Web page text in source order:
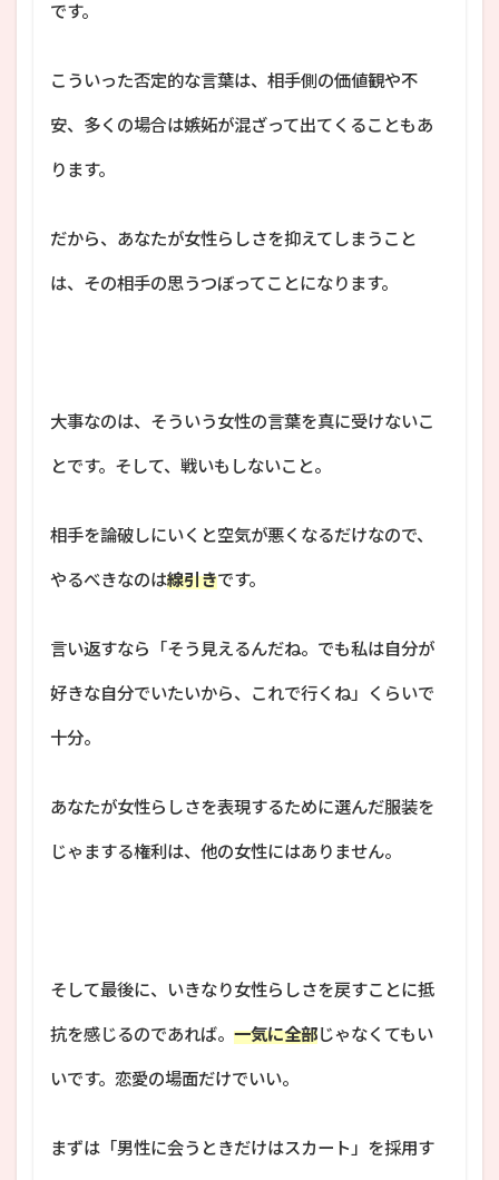
です。
こういった否定的な言葉は、相手側の価値観や不
安、多くの場合は嫉妬が混ざって出てくることもあ
ります。
だから、あなたが女性らしさを抑えてしまうこと
は、その相手の思うつぼってことになります。
大事なのは、そういう女性の言葉を真に受けないこ
とです。そして、戦いもしないこと。
相手を論破しにいくと空気が悪くなるだけなので、
やるべきなのは線引きです。
言い返すなら「そう見えるんだね。でも私は自分が
好きな自分でいたいから、これで行くね」くらいで
十分。
あなたが女性らしさを表現するために選んだ服装を
じゃまする権利は、他の女性にはありません。
そして最後に、いきなり女性らしさを戻すことに抵
抗を感じるのであれば。 一気に全部じゃなくてもい
いです。恋愛の場面だけでいい。
まずは「男性に会うときだけはスカート」を採用す